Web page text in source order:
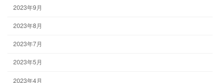
2023年9月
2023年8月
2023年7月
2023年5月
2023年4月